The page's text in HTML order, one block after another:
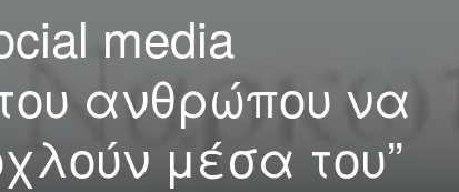
media
ανθρώπου να
μέσα του”